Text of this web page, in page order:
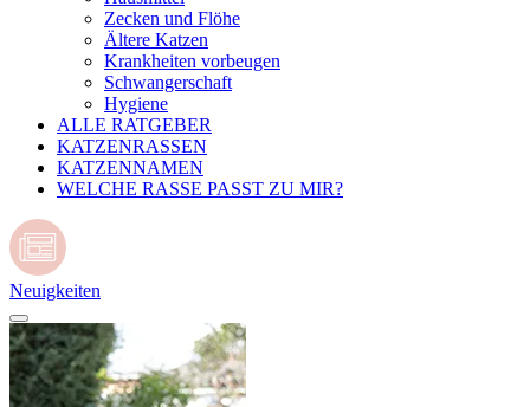
Zecken und Flöhe
Ältere Katzen
Krankheiten vorbeugen
Schwangerschaft
Hygiene
ALLE RATGEBER
KATZENRASSEN
KATZENNAMEN
WELCHE RASSE PASST ZU MIR?
Neuigkeiten